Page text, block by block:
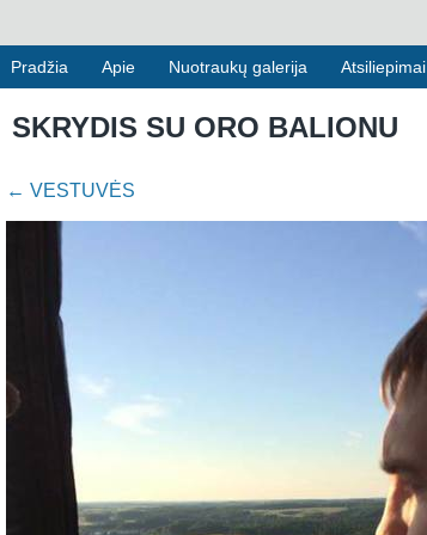
Pradžia Apie Nuotraukų galerija Atsiliepimai
SKRYDIS SU ORO BALIONU
← VESTUVĖS